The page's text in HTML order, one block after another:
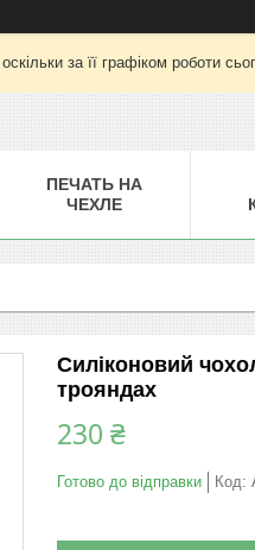
за її графіком роботи
ПЕЧАТЬ НА
ЧЕХЛЕ
Силіконовий
трояндах
230 ₴
Готово до відправки Код: